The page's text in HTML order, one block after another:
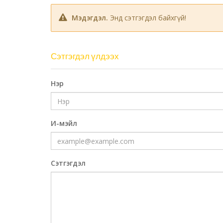
Мэдэгдэл. Энд сэтгэгдэл байхгүй!
Сэтгэгдэл үлдээх
Нэр
И-мэйл
Сэтгэгдэл